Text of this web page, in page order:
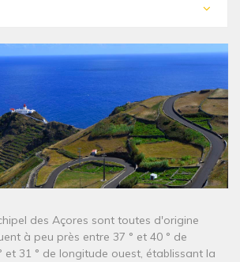
des Açores sont toutes d'origine
à peu près entre 37 ° et 40 ° de
et 31 ° de longitude ouest, établissant la